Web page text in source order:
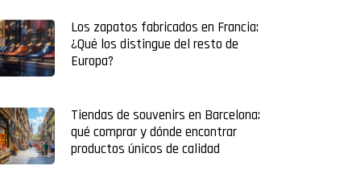
Los zapatos fabricados en Francia:
¿Qué los distingue del resto de
Europa?
Tiendas de souvenirs en Barcelona:
qué comprar y dónde encontrar
productos únicos de calidad